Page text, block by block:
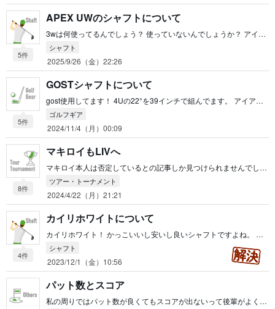
5件
APEX UWのシャフトについて
3wは何使ってるんでしょう？ 使っていないんでしょうか？ アイアンやUTのシャフトは何なんでしょうか？ 私はドライバーと他で若干ですが系統を変えています。 ティーアップするクラブとしないクラブで分類してます🤔 アドバイスになってないですね、すいません🙇
シャフト
2025/9/26（金）22:26
5件
GOSTシャフトについて
gost使用してます！ 4Uの22°を39インチで組んでます。 アイアンはモーダス125のsです。 5番アイアンは431グラムで振動数は331。 4Uはシャフトが入れ替えられるのでsとツアーsを使用しています。 sは383グラム、振動数319。 ツアーsは394グラム、振動数326。 夏はツアーsを使用しますが、他の季節はsです。 おそらくですが、重量フローはうまくいっても振動数は逆転しちゃいますかね？ 一回、プロの友人のツアーxを練習場で打ってみましたが結構打てましたよ。 でも重い、コースで打てる気がしない。 sで十分と言うのが私の感想でした。 参考になれば！
ゴルフギア
2024/11/4（月）00:09
8件
マキロイもLIVへ
マキロイ本人は否定しているとの記事しか見つけられませんでしたが、マキロイの功績に対するPGAの対応はひどいかなと思っています。 PGAのために練習時間を削ってまで色々やって来たのに、相談もなしにリブと仲直りするPGAになんて見切りをつけても良いんじゃないかとすら感じてます。 1300億(噂レベル)積まれてもPGAに残るって言うのはすごいですね。 どちらにせよキャリアグランドスラムを心から応援しています。
ツアー・トーナメント
2024/4/22（月）21:21
4件
カイリホワイトについて
カイリホワイト！ かっこいいし安いし良いシャフトですよね。 私も使用していたことがあるのですが、今は他のシャフトを使っています。 スイングによるとは思いますが、飛距離を求めるなら違うシャフトを薦めるかもしれません。 6sトルクが4.1と多めなのになんでか飛ばなくて曲がらないシャフトというのが私のイメージです。 他の方がおっしゃる通り、振動数を測ると意外と硬いです。(黒ベンタスより少し下くらい) 私の感触として近いものは、IZ、DI、スピーダーTR辺りでしょうか？ ちょっと前までシャウフェレが使ってましたが、今はディアマナPDに変わったようですね。なのでPDも打ってみたら良いかもしれません！ 私はカイリホワイト→DI→IZ→XC→黒ベンタス→レジオフォーミュラMB＋→青ベンタスTR→黒ベンタスTRと通って飛距離と方向性とかっこよさで黒ベンタス使ってます🤔ディアマナは柄が苦手です...。イケメンに似合う感じがします笑。 レジオフォーミュラ以外は大型店に行けば試打用のシャフトがあると思いますので打ってみてください！ DIとレジオフォーミュラ以外はオークションやメルカリでもたくさん出てますよ！ あーでもないこーでもない言ってる楽しいひと時を楽しんで選んでください！
シャフト
2023/12/1（金）10:56
パット数とスコア
私の周りではパット数が良くてもスコアが出ないって後輩がよくいます。 私はピッチングの距離(私の場合は120ヤード程度)からのスコアを一緒につけるといいよと言っています。 実力に合わせて、ウェッジになってから4打、3打、2.5打以内で上がると言う目標を立てる ラウンド54以下で回れたら3打はクリア、2.5打の45以下は私の実力だと結構大変です。 ショットが悪いのか、アプローチが悪いのかの判断がしやすくなると思います。 質問以外にもいろいろ口出してすいません。 質問の答えとしては「そう言う人、結構いると思います。」ですね。